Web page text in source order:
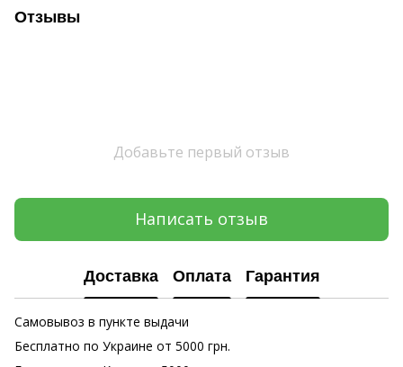
Отзывы
Добавьте первый отзыв
Написать отзыв
Доставка Оплата Гарантия
Самовывоз в пункте выдачи
Бесплатно по Украине от 5000 грн.